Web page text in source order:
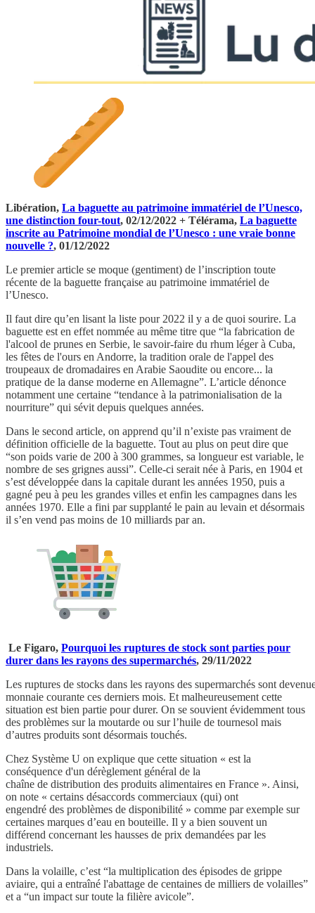
Libération, La baguette au patrimoine immatériel de l’Unesco,
une distinction four-tout, 02/12/2022 + Télérama, La baguette
inscrite au Patrimoine mondial de l’Unesco : une vraie bonne
nouvelle ?, 01/12/2022
Le premier article se moque (gentiment) de l’inscription toute
récente de la baguette française au patrimoine immatériel de
l’Unesco.
Il faut dire qu’en lisant la liste pour 2022 il y a de quoi sourire. La
baguette est en effet nommée au même titre que “la fabrication de
l'alcool de prunes en Serbie, le savoir-faire du rhum léger à Cuba,
les fêtes de l'ours en Andorre, la tradition orale de l'appel des
troupeaux de dromadaires en Arabie Saoudite ou encore... la
pratique de la danse moderne en Allemagne”. L’article dénonce
notamment une certaine “tendance à la patrimonialisation de la
nourriture” qui sévit depuis quelques années.
Dans le second article, on apprend qu’il n’existe pas vraiment de
définition officielle de la baguette. Tout au plus on peut dire que
“son poids varie de 200 à 300 grammes, sa longueur est variable, le
nombre de ses grignes aussi”. Celle-ci serait née à Paris, en 1904 et
s’est développée dans la capitale durant les années 1950, puis a
gagné peu à peu les grandes villes et enfin les campagnes dans les
années 1970. Elle a fini par supplanté le pain au levain et désormais
il s’en vend pas moins de 10 milliards par an.
Le Figaro, Pourquoi les ruptures de stock sont parties pour
durer dans les rayons des supermarchés, 29/11/2022
Les ruptures de stocks dans les rayons des supermarchés sont
monnaie courante ces derniers mois. Et malheureusement cette
situation est bien partie pour durer. On se souvient évidemment tous
des problèmes sur la moutarde ou sur l’huile de tournesol mais
d’autres produits sont désormais touchés.
Chez Système U on explique que cette situation « est la
conséquence d'un dérèglement général de la
chaîne de distribution des produits alimentaires en France ». Ainsi,
on note « certains désaccords commerciaux (qui) ont
engendré des problèmes de disponibilité » comme par exemple sur
certaines marques d’eau en bouteille. Il y a bien souvent un
différend concernant les hausses de prix demandées par les
industriels.
Dans la volaille, c’est “la multiplication des épisodes de grippe
aviaire, qui a entraîné l'abattage de centaines de milliers de volailles”
et a “un impact sur toute la filière avicole”.